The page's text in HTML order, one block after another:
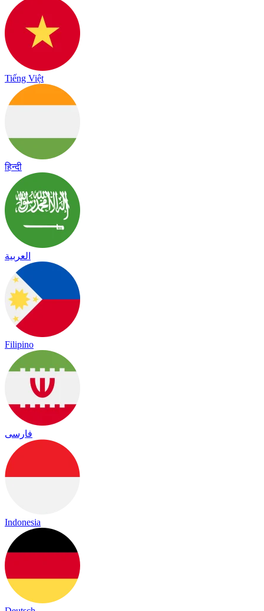
Tiếng Việt
हिन्दी
العربية
Filipino
فارسی
Indonesia